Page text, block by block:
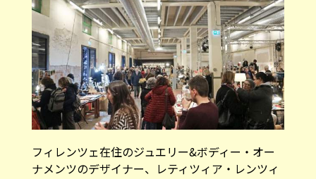
フィレンツェ在住のジュエリー&ボディー・オー
ナメンツのデザイナー、レティツィア・レンツィ